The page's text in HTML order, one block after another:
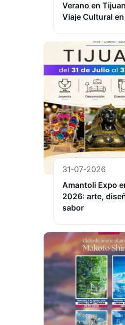
Verano en
Viaje Cultural en
31-07-2026
Amantoli Expo
2026: arte,
sabor